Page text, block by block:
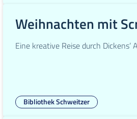
Weihnachten mit
Eine kreative Reise durch Dickens’
Bibliothek Schweitzer